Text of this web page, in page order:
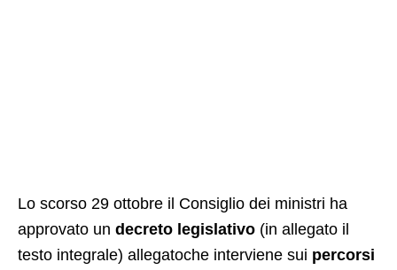
Lo scorso 29 ottobre il Consiglio dei ministri ha
approvato un decreto legislativo (in allegato il
testo integrale) allegatoche interviene sui percorsi